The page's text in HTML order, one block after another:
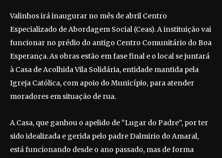
Valinhos irá inaugurar no mês de abril Centro
Especializado de Abordagem Social (Ceas). A instituição vai
funcionar no prédio do antigo Centro Comunitário do Boa
Esperança. As obras estão em fase final e o local se juntará
à Casa de Acolhida Vila Solidária, entidade mantida pela
Igreja Católica, com apoio do Município, para atender
moradores em situação de rua.
A Casa, que ganhou o apelido de “Lugar do Padre”, por ter
sido idealizada e gerida pelo padre Dalmirio do Amaral,
está funcionando desde o ano passado, mas de forma